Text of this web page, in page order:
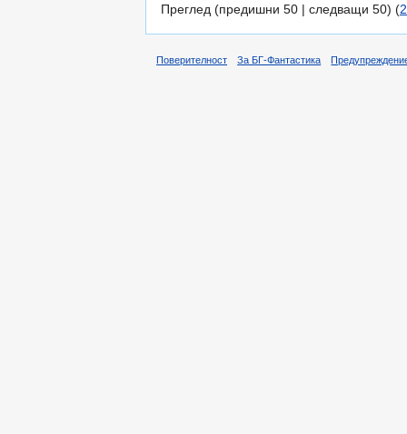
Преглед (предишни 50 | следващи 50) (
Поверителност За БГ-Фантастика